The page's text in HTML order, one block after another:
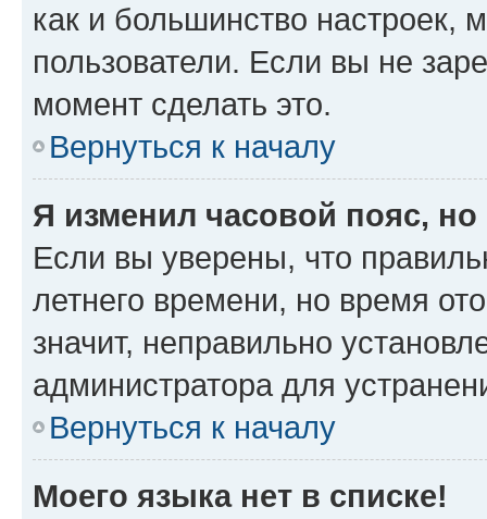
как и большинство настроек,
пользователи. Если вы не
момент сделать это.
Вернуться к началу
Я изменил часовой пояс,
Если вы уверены, что
летнего времени, но время
значит, неправильно
администратора для
Вернуться к началу
Моего языка нет в списке!